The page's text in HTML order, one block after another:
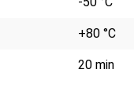
+80 °C
20 min